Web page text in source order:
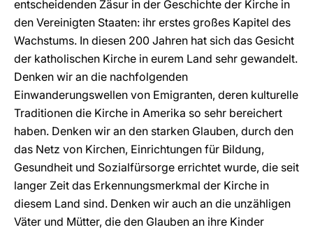
entscheidenden Zäsur in der Geschichte der Kirche in
den Vereinigten Staaten: ihr erstes großes Kapitel des
Wachstums. In diesen 200 Jahren hat sich das Gesicht
der katholischen Kirche in eurem Land sehr gewandelt.
Denken wir an die nachfolgenden
Einwanderungswellen von Emigranten, deren kulturelle
Traditionen die Kirche in Amerika so sehr bereichert
haben. Denken wir an den starken Glauben, durch den
das Netz von Kirchen, Einrichtungen für Bildung,
Gesundheit und Sozialfürsorge errichtet wurde, die seit
langer Zeit das Erkennungsmerkmal der Kirche in
diesem Land sind. Denken wir auch an die unzähligen
Väter und Mütter, die den Glauben an ihre Kinder